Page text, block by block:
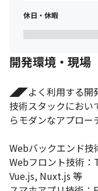
休日・休暇
開発環境・現場
◢◤よく利用する
技術スタックにおい
らモダンなアプロー
Webバックエンド
Webフロント技術
Vue.js, Nuxt.js 等